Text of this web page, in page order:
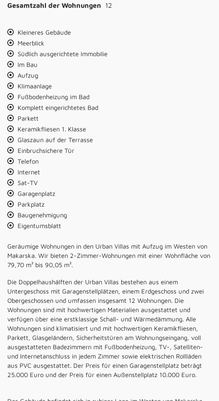
Gesamtzahl der Wohnungen 12
Kleineres Gebäude
Meerblick
Südlich ausgerichtete Immobilie
Im Bau
Aufzug
Klimaanlage
Fußbodenheizung im Bad
Komplett eingerichtetes Bad
Parkett
Keramikfliesen 1. Klasse
Glaszaun auf der Terrasse
Einbruchsichere Tür
Telefon
Internet
Sat-TV
Garagenplatz
Parkplatz
Baugenehmigung
Eigentumsblatt
Geräumige Wohnungen in den Urban Villas mit Aufzug im Westen von
Makarska. Wir bieten 2-Zimmer-Wohnungen mit einer Wohnfläche von
79,70 m² bis 90,05 m².
Die Doppelhaushälften der Urban Villas bestehen aus einem
Untergeschoss mit Garagenstellplätzen, einem Erdgeschoss und zwei
Obergeschossen und umfassen insgesamt 12 Wohnungen. Die
Wohnungen sind mit hochwertigen Materialien ausgestattet und
verfügen über eine erstklassige Schall- und Wärmedämmung. Alle
Wohnungen sind klimatisiert und mit hochwertigen Keramikfliesen,
Parkett, Glasgeländern, Sicherheitstüren am Wohnungseingang, voll
ausgestatteten Badezimmern mit Fußbodenheizung, TV-, Satelliten-
und Internetanschluss in jedem Zimmer sowie elektrischen Rollläden
aus PVC ausgestattet. Der Preis für einen Garagenstellplatz beträgt
25.000 Euro und der Preis für einen Außenstellplatz 10.000 Euro.